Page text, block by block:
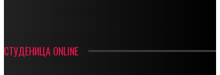
СТУДЕНИЦА ONLINE